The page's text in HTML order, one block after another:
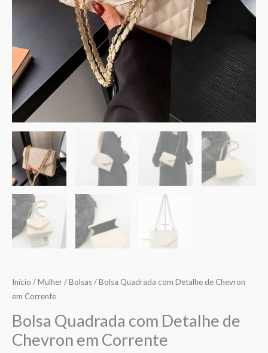
Início /Mulher/Bolsas/ Bolsa Quadrada com Detalhe de Chevron
em Corrente
Bolsa Quadrada com Detalhe de
Chevron em Corrente